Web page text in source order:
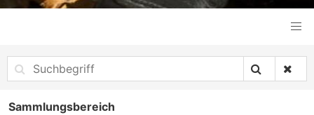
Sammlungsbereich